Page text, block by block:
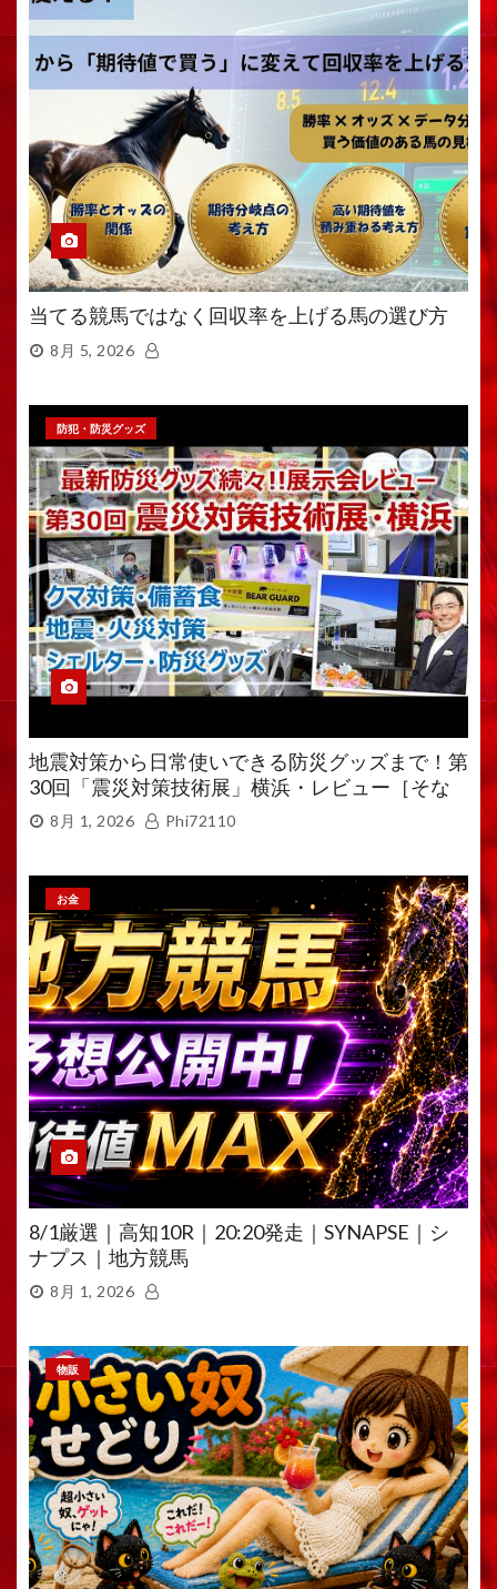
当てる競馬ではなく回収率を上げる馬の選び方
8月 5, 2026
防犯・防災グッズ
地震対策から日常使いできる防災グッズまで！第
30回「震災対策技術展」横浜・レビュー［そな
えるTV・高荷智也］
8月 1, 2026 Phi72110
お金
8/1厳選｜高知10R｜20:20発走｜SYNAPSE｜シ
ナプス｜地方競馬
8月 1, 2026
物販